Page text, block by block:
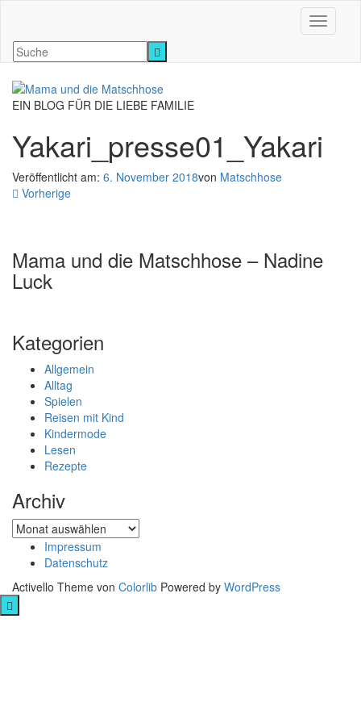
EIN BLOG FÜR DIE LIEBE FAMILIE
Yakari_presse01_Yakari
Veröffentlicht am: 6. November 2018von Matschhose
Vorherige
Mama und die Matschhose – Nadine
Luck
Kategorien
Allgemein
Alltag
Spielen
Reisen mit Kind
Kindermode
Lesen
Rezepte
Archiv
Archiv
Impressum
Datenschutz
Activello Theme von Colorlib Powered by WordPress